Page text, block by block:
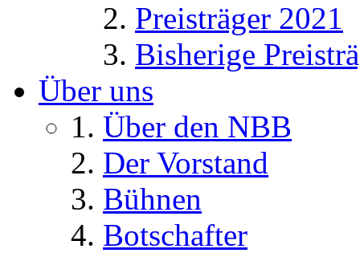
Preisträger 2021
Bisherige
Über uns
Über den NBB
Der Vorstand
Bühnen
Botschafter